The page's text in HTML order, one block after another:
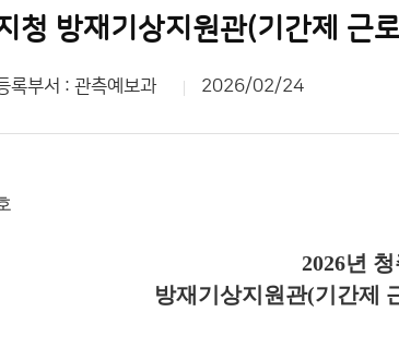
청 방재기상지원관(기간제 근
록부서 : 관측예보과 2026/02/24
2026년
방재기상지원관(기간제